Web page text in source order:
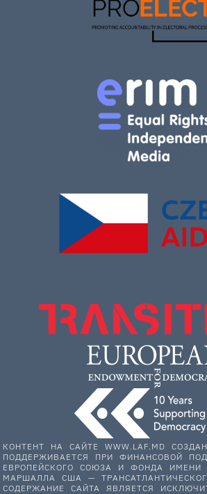
КОНТЕНТ НА САЙТЕ WWW.LAF.MD
ПОДДЕРЖИВАЕТСЯ ПРИ ФИНАНСОВОЙ
ЕВРОПЕЙСКОГО СОЮЗА И ФОНДА ИМЕНИ
МАРШАЛЛА США —
СОДЕРЖАНИЕ САЙТА ЯВЛЯЕТСЯ